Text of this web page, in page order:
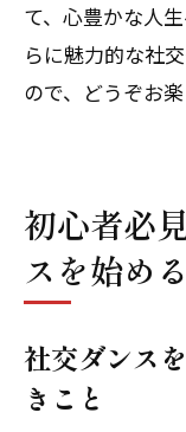
て、心豊かな人
らに魅力的な社
ので、どうぞお楽
初心者必
スを始め
社交ダンス
きこと